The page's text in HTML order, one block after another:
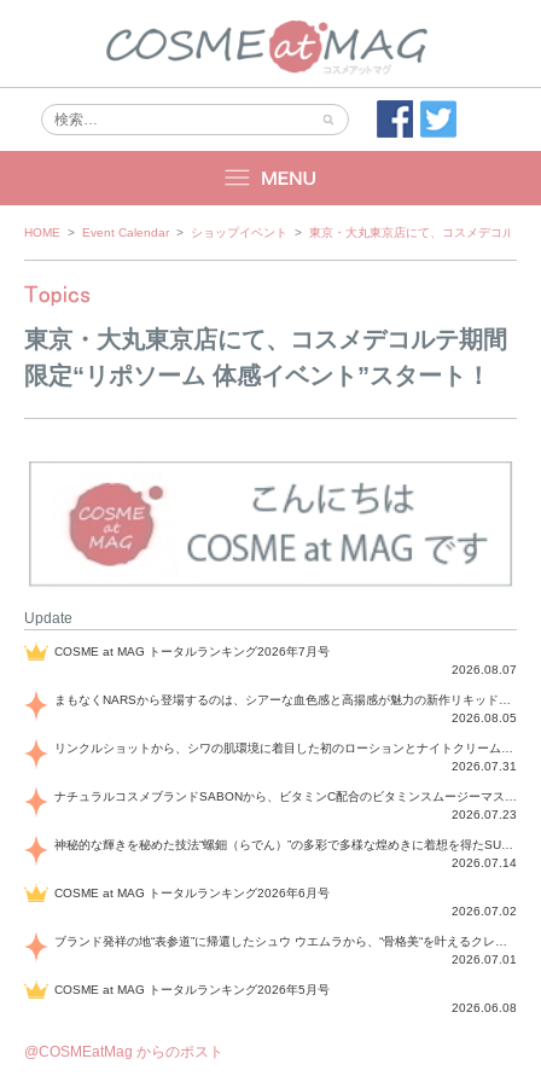
Skip
HOME > Event Calendar > ショップイベント > 東京・大丸東京店にて、コスメデコルテ
東京・大丸東京店にて、コスメデコルテ期間
限定“リポソーム 体感イベント”スタート！
Update
COSME at MAG トータルランキング2026年7月号
2026.08.07
まもなくNARSから登場するのは、シアーな血色感と高揚感が魅力の新作リキッドブラッシュ「インセイシャブル リキッドブラッシュ」と、ゴールデンアワーに染まる空にインスピレーションを得た「アフターグロー リップシャイン」の新色！夏をハックして！
2026.08.05
リンクルショットから、シワの肌環境に着目した初のローションとナイトクリームが登場！デイリーケアで、シワ特有の肌環境を改善し、シワが目立たない肌へと導きます。
2026.07.31
ナチュラルコスメブランドSABONから、ビタミンC配合のビタミンスムージーマスク「ラディアンスマスク」と、ペパーミントにオーガニックハーブを凝縮したジェルの涼感トリートメント美容液「スカルプセラム リフレッシング」が登場！日々のデイリーケアで、過酷な猛暑で疲れた肌や頭皮をサポート、心地よくリフレッシュし、優しく肌を整えます。
2026.07.23
神秘的な輝きを秘めた技法“螺鈿（らでん）”の多彩で多様な煌めきに着想を得たSUQQUの2026 秋 カラーコレクションから登場するのは、艶然と輝くアイシャドウや偏光パールを配したフェイスカラー、繊細なパールの煌めくネイル、そしてそれらを際立てる“朧げな艶”を秘めた新リクイドリップ「ブラー リクイド リップ」。強さを秘めたまろやかな洗練の表情に。
2026.07.14
COSME at MAG トータルランキング2026年6月号
2026.07.02
ブランド発祥の地“表参道”に帰還したシュウ ウエムラから、“骨格美“を叶えるクレヨンタイプのフェイスカラー「スカルプト クレヨン」と、ブランド初のリノベーションで進化した名品アイブロウ「ハード フォーミュラ ハード 10」が登場！
2026.07.01
COSME at MAG トータルランキング2026年5月号
2026.06.08
@COSMEatMag からのポスト